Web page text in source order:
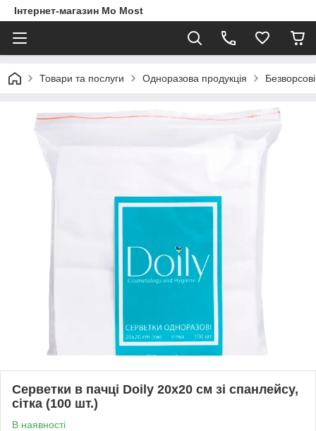
Інтернет-магазин Mo Most
Товари та послуги Одноразова продукція
Серветки в пачці Doily 20х20 см зі спанлейсу,
сітка (100 шт.)
В наявності